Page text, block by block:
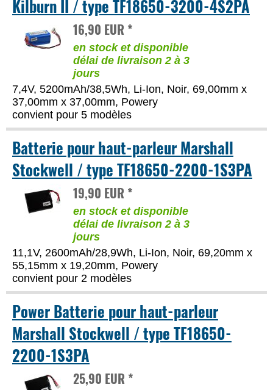
Kilburn II / type TF18650-3200-4S2PA
16,90 EUR *
en stock et disponible
délai de livraison 2 à 3
jours
7,4V, 5200mAh/38,5Wh, Li-Ion, Noir, 69,00mm x
37,00mm x 37,00mm, Powery
convient pour 5 modèles
Batterie pour haut-parleur Marshall
Stockwell / type TF18650-2200-1S3PA
19,90 EUR *
en stock et disponible
délai de livraison 2 à 3
jours
11,1V, 2600mAh/28,9Wh, Li-Ion, Noir, 69,20mm x
55,15mm x 19,20mm, Powery
convient pour 2 modèles
Power Batterie pour haut-parleur
Marshall Stockwell / type TF18650-
2200-1S3PA
25,90 EUR *